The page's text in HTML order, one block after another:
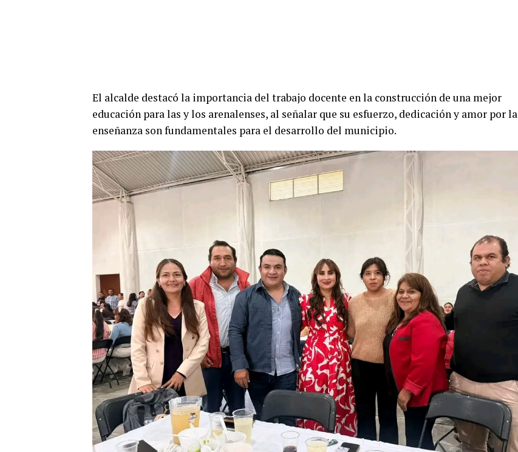
El alcalde destacó la importancia del trabajo docente en la construcción de una mejor
educación para las y los arenalenses, al señalar que su esfuerzo, dedicación y amor por la
enseñanza son fundamentales para el desarrollo del municipio.